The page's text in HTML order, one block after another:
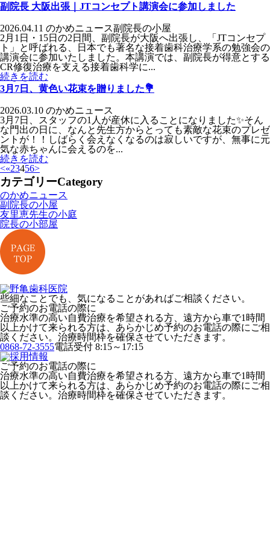
副院長 大阪出張｜JTコンセプト講演会に参加しました
2026.04.11 のかめニュース副院長の小屋
2月1日・15日の2日間、副院長が大阪へ出張し、「JTコンセプ
ト」と呼ばれる、日本でも著名な接着歯科治療学系の勉強会の
講演会に参加いたしました。本講演では、副院長が得意とする
CR修復治療を支える接着歯科学に...
続きを読む
3月7日、黄色い花束を贈りました💐
2026.03.10 のかめニュース
3月7日、スタッフの1人が産休に入ることになりました✨そん
な門出の日に、なんと先生方からとっても素敵な花束のプレゼ
ントが！！しばらく会えなくなるのは寂しいですが、無事に元
気な赤ちゃんに会えるのを...
続きを読む
<«23456>
カテゴリーCategory
のかめニュース
副院長の小屋
友里恵先生の小庭
院長の小部屋
些細なことでも、気になることがあればご相談ください。
ご予約のお電話の際に
治療水準の高い自費治療を希望される方、遠方から車で1時間
以上かけて来られる方は、あらかじめ予約のお電話の際にご相
談ください。治療時間枠を確保させていただきます。
0868-72-3555電話受付 8:15～17:15
ご予約のお電話の際に
治療水準の高い自費治療を希望される方、遠方から車で1時間
以上かけて来られる方は、あらかじめ予約のお電話の際にご相
談ください。治療時間枠を確保させていただきます。